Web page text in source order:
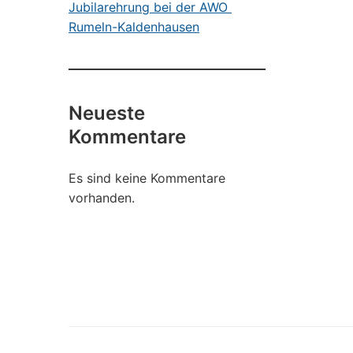
Jubilarehrung bei der AWO
Rumeln-Kaldenhausen
Neueste
Kommentare
Es sind keine Kommentare
vorhanden.